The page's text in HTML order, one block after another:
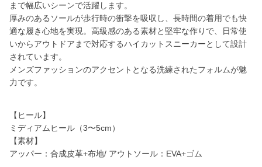
まで幅広いシーンで活躍します。
厚みのあるソールが歩行時の衝撃を吸収し、長時間の着用でも快
適な履き心地を実現。高級感のある素材と堅牢な作りで、日常使
いからアウトドアまで対応するハイカットスニーカーとして設計
されています。
メンズファッションのアクセントとなる洗練されたフォルムが魅
力です。
【ヒール】
ミディアムヒール（3〜5cm）
【素材】
アッパー：合成皮革+布地/ アウトソール：EVA+ゴム